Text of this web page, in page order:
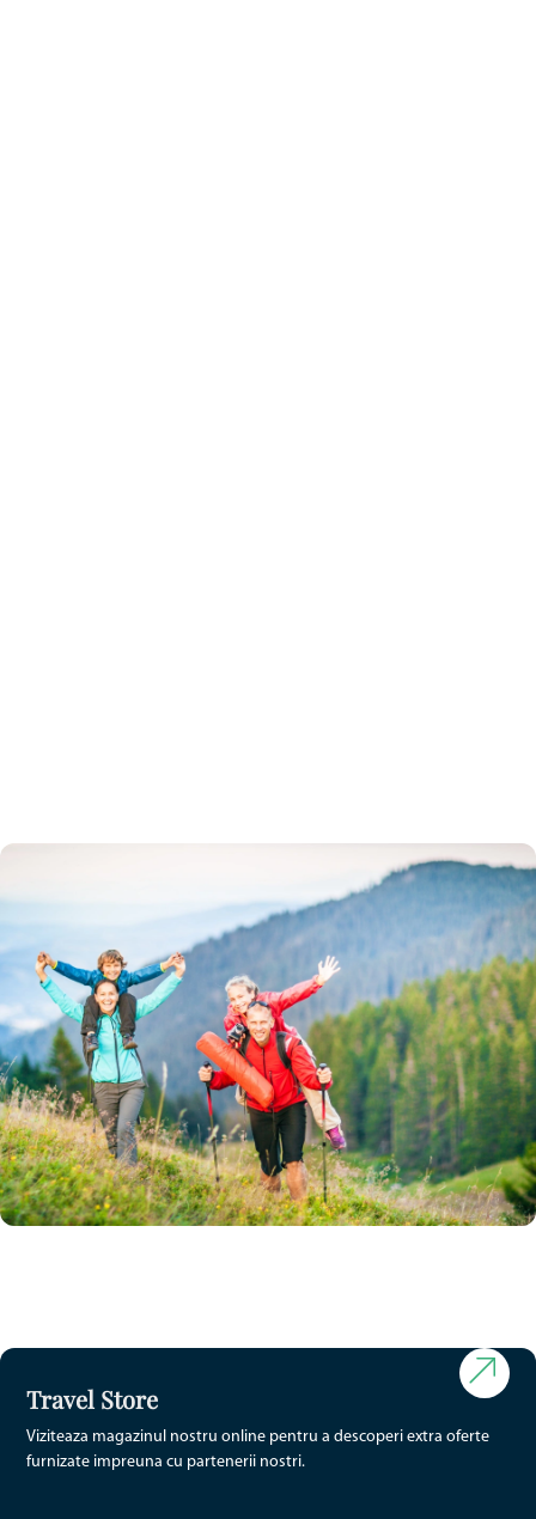
Travel Store
Viziteaza magazinul nostru online pentru a descoperi extra oferte
furnizate impreuna cu partenerii nostri.